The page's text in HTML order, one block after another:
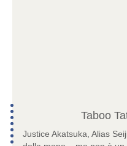
Taboo
Justice Akatsuka, Alias